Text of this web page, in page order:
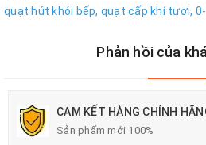
quạt hút khói bếp, quạt cấp khí tươi,
Phản hồi của
CAM KẾT HÀNG CHÍNH
Sản phẩm mới 100%